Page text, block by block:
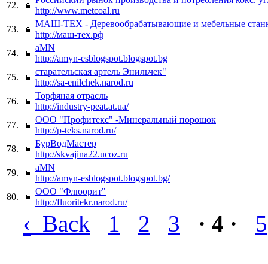
72.
http://www.metcoal.ru
73.
МАШ-ТЕХ - Деревообрабатывающие и мебельные
http://маш-тех.рф
74.
aMN
http://amyn-esblogspot.blogspot.bg
75.
старательская артель Энильчек"
http://sa-enilchek.narod.ru
76.
Торфяная отрасль
http://industry-peat.at.ua/
77.
ООО "Профитекс" -Минеральный порошок
http://p-teks.narod.ru/
78.
БурВодМастер
http://skvajina22.ucoz.ru
79.
aMN
http://amyn-esblogspot.blogspot.bg/
80.
ООО "Флюорит"
http://fluoritekr.narod.ru/
‹ Back 1 2 3 · 4 · 5